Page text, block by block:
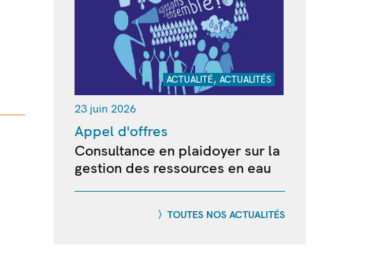
ACTUALITÉ, ACTUALITÉS
23 juin 2026
Appel d'offres
Consultance en plaidoyer sur la
gestion des ressources en eau
TOUTES NOS ACTUALITÉS